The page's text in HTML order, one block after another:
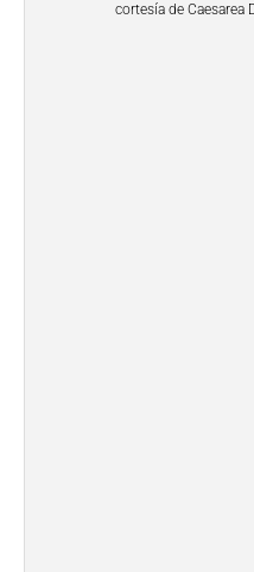
cortesía de Caesarea